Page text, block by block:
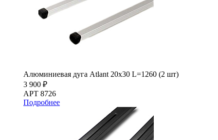
Алюминиевая дуга Atlant 20х30 L=1260 (2 шт)
3 900 ₽
АРТ 8726
Подробнее